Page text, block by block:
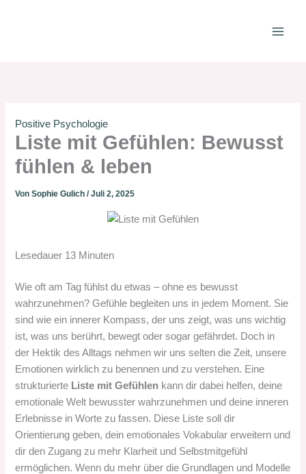
Positive Psychologie
Liste mit Gefühlen: Bewusst
fühlen & leben
VonSophie Gulich/Juli 2, 2025
Lesedauer 13 Minuten
Wie oft am Tag fühlst du etwas – ohne es bewusst
wahrzunehmen? Gefühle begleiten uns in jedem Moment. Sie
sind wie ein innerer Kompass, der uns zeigt, was uns wichtig
ist, was uns berührt, bewegt oder sogar gefährdet. Doch in
der Hektik des Alltags nehmen wir uns selten die Zeit, unsere
Emotionen wirklich zu benennen und zu verstehen. Eine
strukturierte Liste mit Gefühlen kann dir dabei helfen, deine
emotionale Welt bewusster wahrzunehmen und deine inneren
Erlebnisse in Worte zu fassen. Diese Liste soll dir
Orientierung geben, dein emotionales Vokabular erweitern und
dir den Zugang zu mehr Klarheit und Selbstmitgefühl
ermöglichen. Wenn du mehr über die Grundlagen und Modelle